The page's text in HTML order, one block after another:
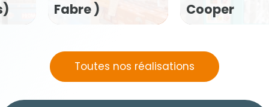
Fabre )
Cooper
Toutes nos réalisations